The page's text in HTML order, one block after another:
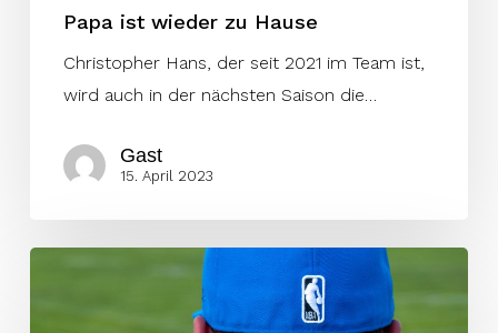
Papa ist wieder zu Hause
Christopher Hans, der seit 2021 im Team ist,
wird auch in der nächsten Saison die…
Gast
15. April 2023